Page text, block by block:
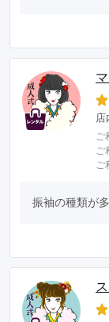
店
ご
ご
ご
振袖の種類が